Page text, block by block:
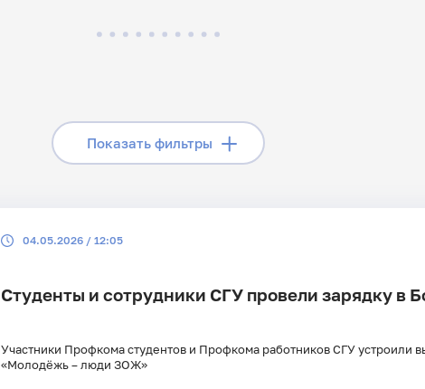
Показать фильтры
04.05.2026 / 12:05
Студенты и сотрудники СГУ провели зарядку в
Участники Профкома студентов и Профкома работников СГУ устроили
«Молодёжь – люди ЗОЖ»